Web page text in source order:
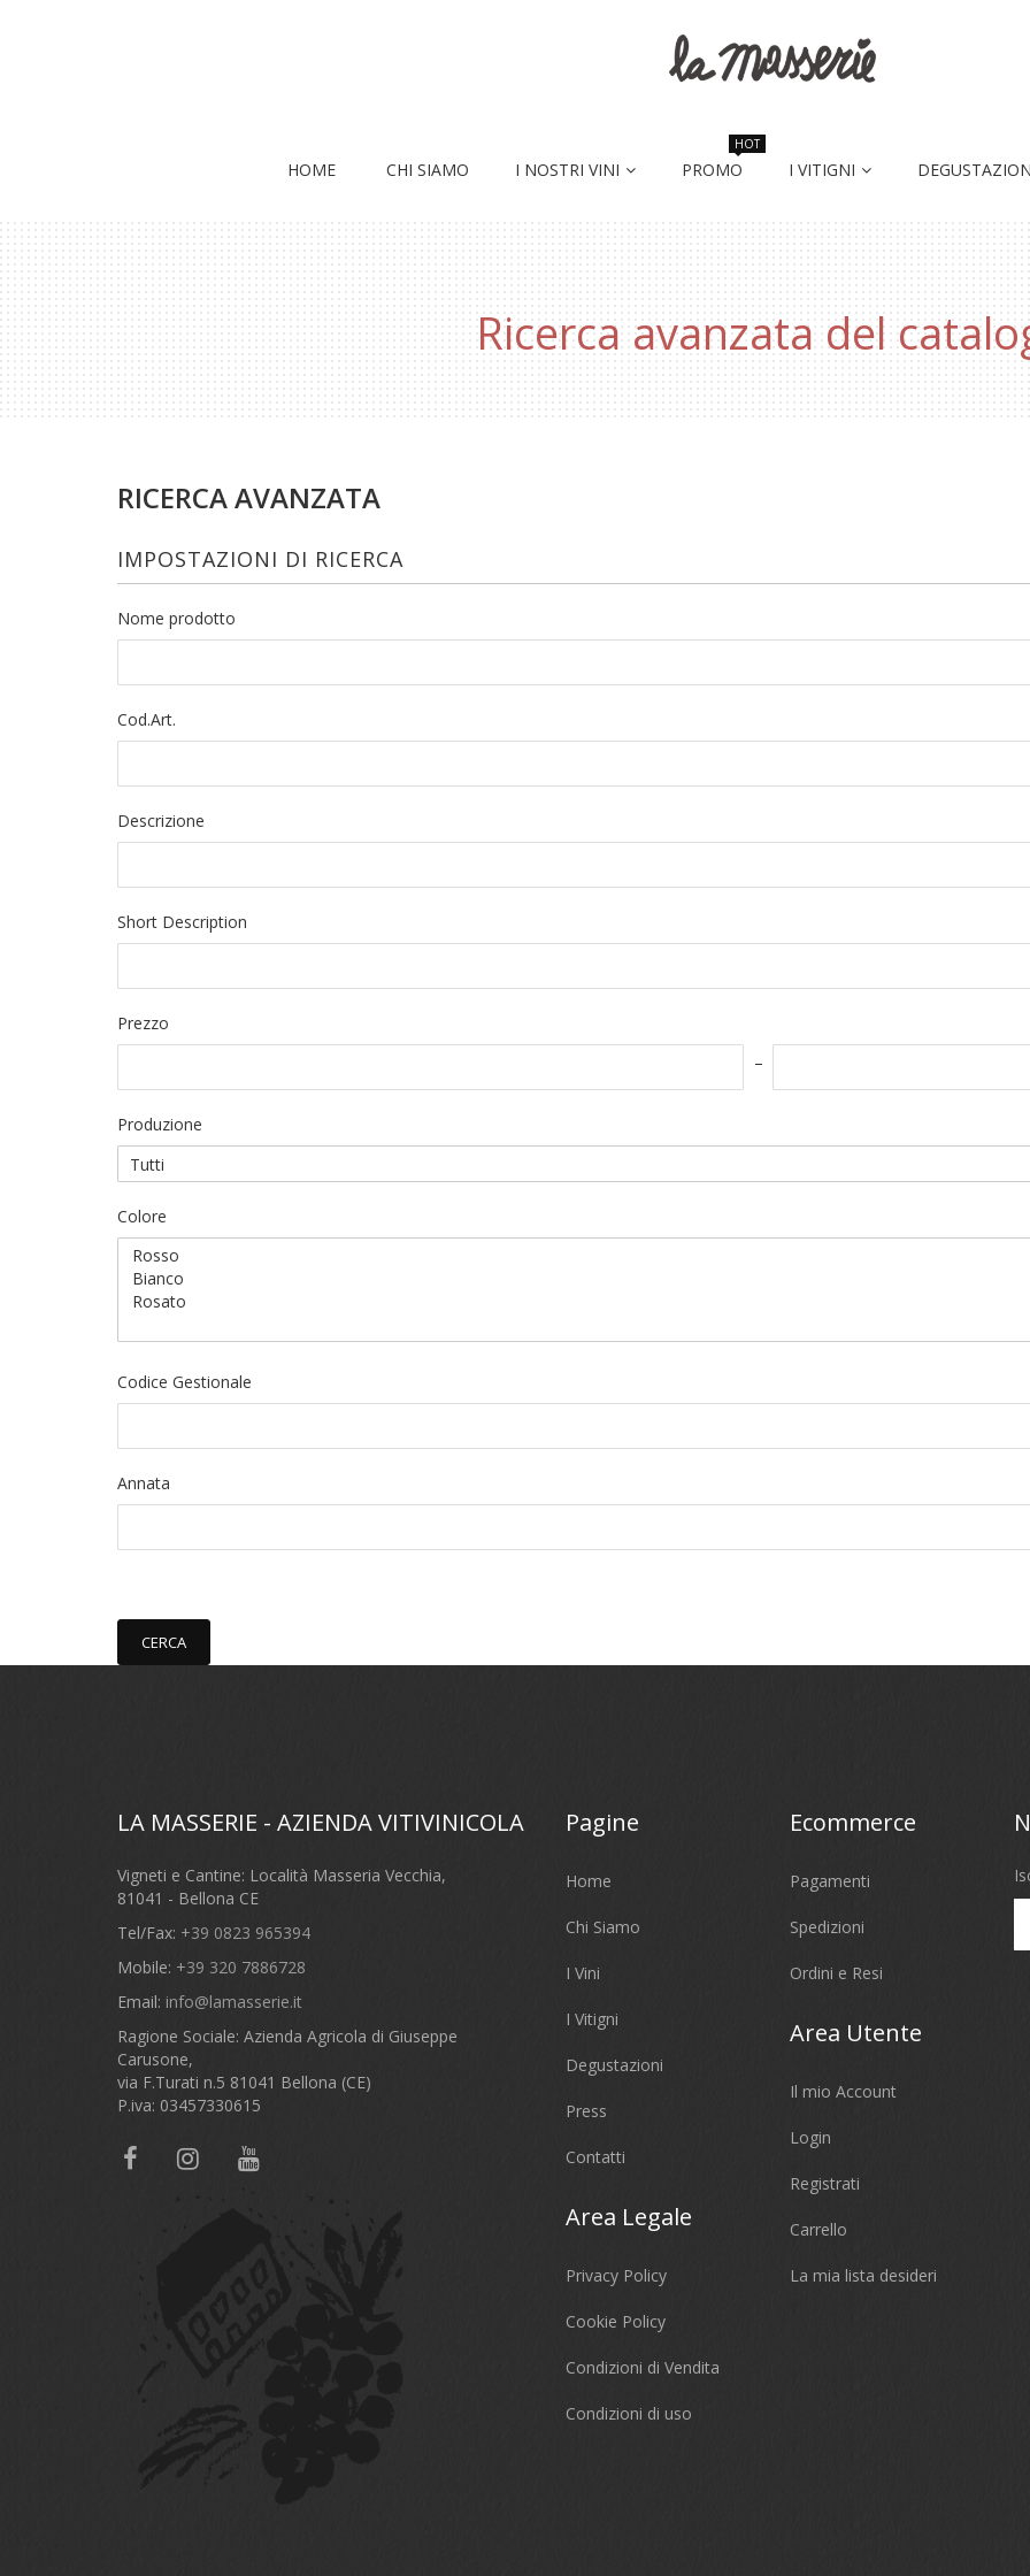
HOME CHI SIAMO I NOSTRI VINI PROMO
HOT
I VITIGNI
Ricerca avanzata del
RICERCA AVANZATA
IMPOSTAZIONI DI RICERCA
Nome prodotto
Cod.Art.
Descrizione
Short Description
Prezzo
Produzione
Colore
Codice Gestionale
Annata
CERCA
LA MASSERIE - AZIENDA VITIVINICOLA
Vigneti e Cantine: Località Masseria Vecchia,
81041 - Bellona CE
Tel/Fax: +39 0823 965394
Mobile: +39 320 7886728
Email: info@lamasserie.it
Ragione Sociale: Azienda Agricola di Giuseppe
Carusone,
via F.Turati n.5 81041 Bellona (CE)
P.iva: 03457330615
Pagine
Home
Chi Siamo
I Vini
I Vitigni
Degustazioni
Press
Contatti
Area Legale
Privacy Policy
Cookie Policy
Condizioni di Vendita
Condizioni di uso
Ecommerce
Pagamenti
Spedizioni
Ordini e Resi
Area Utente
Il mio Account
Login
Registrati
Carrello
La mia lista desideri